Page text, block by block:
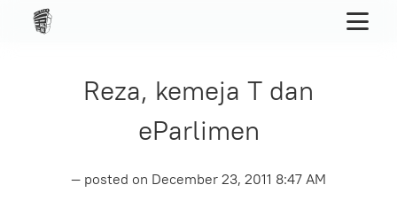
Reza, kemeja T dan
eParlimen
— posted on December 23, 2011 8:47 AM